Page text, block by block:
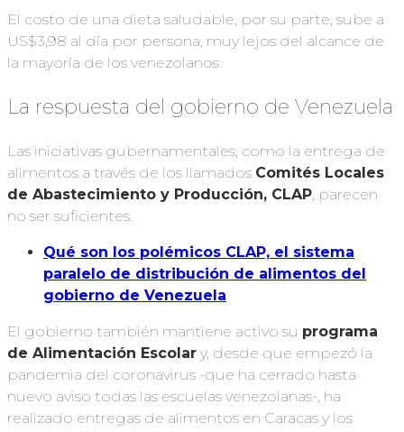
El costo de una dieta saludable, por su parte, sube a
US$3,98 al día por persona, muy lejos del alcance de
la mayoría de los venezolanos.
La respuesta del gobierno de Venezuela
Las iniciativas gubernamentales, como la entrega de
alimentos a través de los llamados Comités Locales
de Abastecimiento y Producción, CLAP, parecen
no ser suficientes.
Qué son los polémicos CLAP, el sistema
paralelo de distribución de alimentos del
gobierno de Venezuela
El gobierno también mantiene activo su programa
de Alimentación Escolar y, desde que empezó la
pandemia del coronavirus -que ha cerrado hasta
nuevo aviso todas las escuelas venezolanas-, ha
realizado entregas de alimentos en Caracas y los